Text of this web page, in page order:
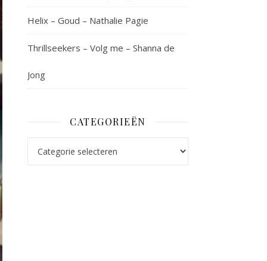
Helix – Goud – Nathalie Pagie
Thrillseekers – Volg me – Shanna de
Jong
CATEGORIEËN